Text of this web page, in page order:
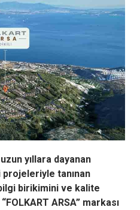
yıllara dayanan
tanınan
birikimini ve kalite
ARSA” markası